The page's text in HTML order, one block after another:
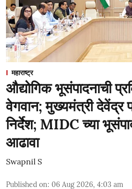
महाराष्ट्र
औद्योगिक भूसंपादनाची
वेगवान; मुख्यमंत्री
निर्देश; MIDC च्या
आढावा
Swapnil S
Published on: 06 Aug 2026, 4:03 am